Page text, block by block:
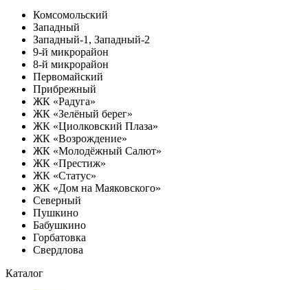
Комсомольский
Западный
Западный-1, Западный-2
9-й микрорайон
8-й микрорайон
Первомайский
Прибрежный
ЖК «Радуга»
ЖК «Зелёный берег»
ЖК «Циолковский Плаза»
ЖК «Возрождение»
ЖК «Молодёжный Салют»
ЖК «Престиж»
ЖК «Статус»
ЖК «Дом на Маяковского»
Северный
Пушкино
Бабушкино
Горбатовка
Свердлова
Каталог